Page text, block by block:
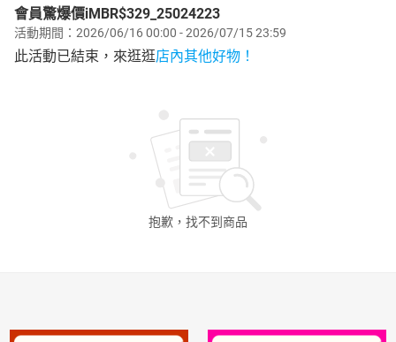
居家生活 3C家電 運動休閒
化妝保養
電子/紙本書
HOT
會員驚爆價iMBR$329_25024223
活動期間：2026/06/16 00:00 - 2026/07/15 23:59
此活動已結束，來逛逛店內其他好物！
抱歉，找不到 商品